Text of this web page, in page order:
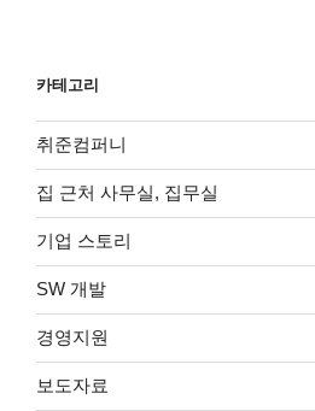
카테고리
취준컴퍼니
집 근처 사무실, 집무실
기업 스토리
SW 개발
경영지원
보도자료